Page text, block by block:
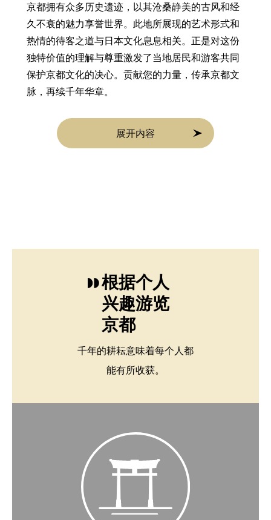
京都拥有众多历史遗迹，以其沧桑静美的古风和经
久不衰的魅力享誉世界。此地所展现的艺术形式和
热情的待客之道与日本文化息息相关。正是对这份
独特价值的理解与尊重激发了当地居民和游客共同
保护京都文化的决心。贡献您的力量，传承京都文
脉，再续千年华章。
展开内容
根据个人
兴趣游览
京都
千年的耕耘意味着每个人都
能有所收获。